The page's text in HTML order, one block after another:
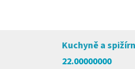
Kuchyně a
22.00000000